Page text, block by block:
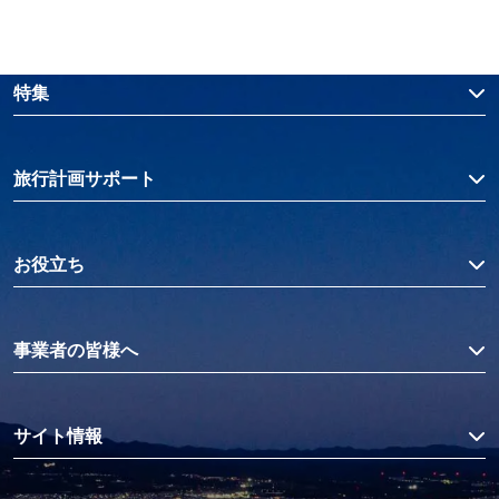
特集
旅行計画サポート
お役立ち
事業者の皆様へ
サイト情報